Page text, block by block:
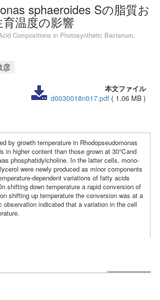
sphaeroides Sの脂質お
温度の影響
Compositions in Photosynthetic Bacterium,
彦
本文ファイル
d0030018n017.pdf ( 1.06 MB )
by growth temperature in Rhodopseudomonas
in higher content than those grown at 30℃and
phosphatidylcholine. In the latter cells, mono-
were newly produced as minor components
dependent variations of fatty acids
shifting down temperature a rapid conversion of
shifting up temperature the conversion was at a
indicated that a variation in the cell